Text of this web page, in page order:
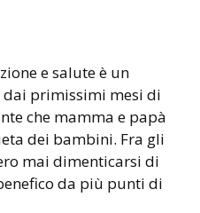
e salute è un
primissimi mesi di
che mamma e papà
dei bambini. Fra gli
mai dimenticarsi di
da più punti di